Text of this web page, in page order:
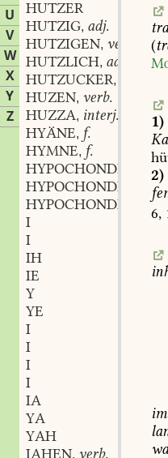
U
V
W
X
Y
Z
HUTZER
HUTZIG, adj.
HUTZIGEN, verb.
HUTZLICH, adj.
HUTZUCKER,
HUZEN, verb.
HUZZA, interj.
HYÄNE, f.
HYMNE, f.
HYPOCHONDER
m.
HYPOCHONDRIE
HYPOCHONDRISCH
I
I
IH
IE
Y
YE
I
I
I
I
IA
YA
YAH
IAHEN, verb.
(
1)
2)
6,
im